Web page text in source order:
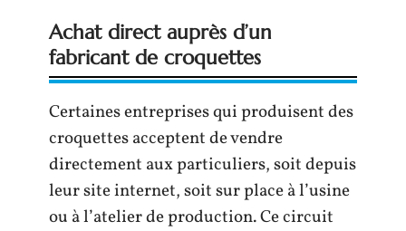
Achat direct auprès d’un
fabricant de croquettes
Certaines entreprises qui produisent des
croquettes acceptent de vendre
directement aux particuliers, soit depuis
leur site internet, soit sur place à l’usine
ou à l’atelier de production. Ce circuit